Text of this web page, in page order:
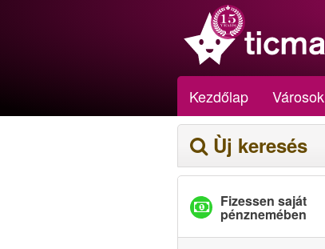
Kezdőlap Városok
Ùj keresés
Fizessen saját
pénznemében